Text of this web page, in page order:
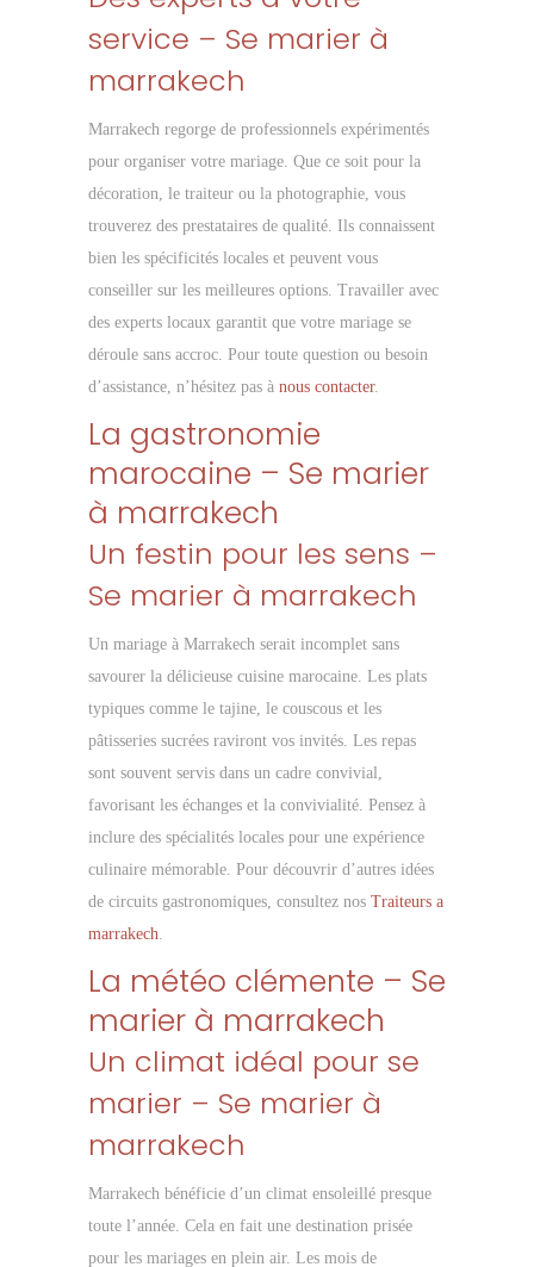
service – Se marier à
marrakech
Marrakech regorge de professionnels expérimentés
pour organiser votre mariage. Que ce soit pour la
décoration, le traiteur ou la photographie, vous
trouverez des prestataires de qualité. Ils connaissent
bien les spécificités locales et peuvent vous
conseiller sur les meilleures options. Travailler avec
des experts locaux garantit que votre mariage se
déroule sans accroc. Pour toute question ou besoin
d’assistance, n’hésitez pas à nous contacter.
La gastronomie
marocaine – Se marier
à marrakech
Un festin pour les sens –
Se marier à marrakech
Un mariage à Marrakech serait incomplet sans
savourer la délicieuse cuisine marocaine. Les plats
typiques comme le tajine, le couscous et les
pâtisseries sucrées raviront vos invités. Les repas
sont souvent servis dans un cadre convivial,
favorisant les échanges et la convivialité. Pensez à
inclure des spécialités locales pour une expérience
culinaire mémorable. Pour découvrir d’autres idées
de circuits gastronomiques, consultez nos Traiteurs a
marrakech.
La météo clémente – Se
marier à marrakech
Un climat idéal pour se
marier – Se marier à
marrakech
Marrakech bénéficie d’un climat ensoleillé presque
toute l’année. Cela en fait une destination prisée
pour les mariages en plein air. Les mois de